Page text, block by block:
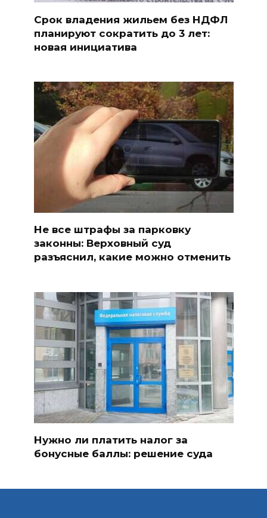
Срок владения жильем без НДФЛ
планируют сократить до 3 лет:
новая инициатива
Не все штрафы за парковку
законны: Верховный суд
разъяснил, какие можно отменить
Нужно ли платить налог за
бонусные баллы: решение суда